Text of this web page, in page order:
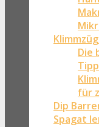
Die
für
Dip
Spagat